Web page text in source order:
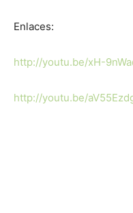
Enlaces:
http://youtu.be/xH-
http://youtu.be/